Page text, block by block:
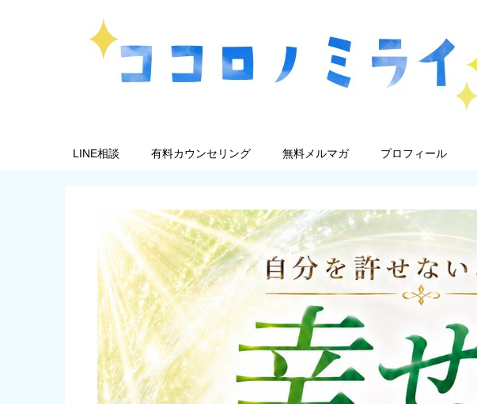
LINE相談 有料カウンセリング 無料メルマガ プロフィール